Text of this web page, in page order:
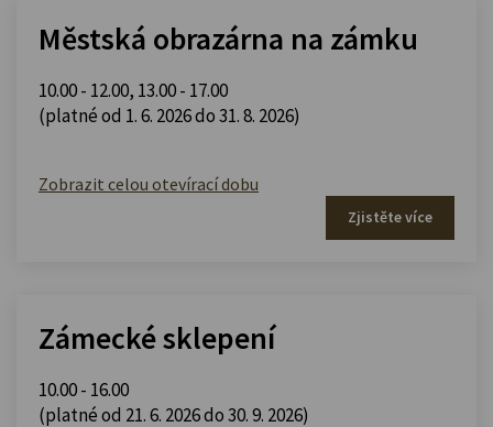
Městská obrazárna na zámku
10.00 - 12.00, 13.00 - 17.00
(platné od 1. 6. 2026 do 31. 8. 2026)
Zobrazit celou otevírací dobu
Zjistěte více
Zámecké sklepení
10.00 - 16.00
(platné od 21. 6. 2026 do 30. 9. 2026)